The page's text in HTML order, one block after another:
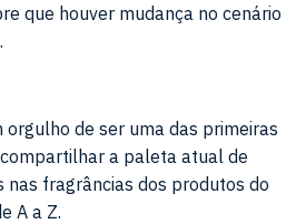
que houver mudança no cenário
orgulho de ser uma das primeiras
a paleta atual de
nas fragrâncias dos produtos do
A a Z.